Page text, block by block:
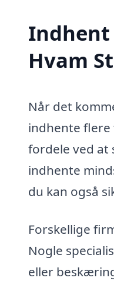
Hvam
Når det
indhente
fordele ved at
indhente
du kan også
Forskellige
Nogle
eller